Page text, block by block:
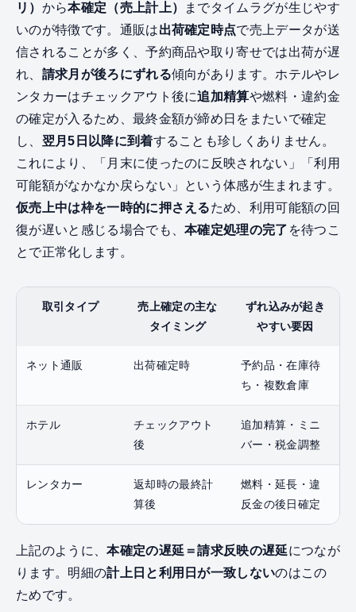
リ） から本確定（売上計上）
までタイムラグが生じやす
いのが特徴です。通販は出荷確定時点で売上データが送
信されることが多く、予約商品や取り寄せでは出荷が遅
れ、 請求月が後ろにずれる傾向があります。ホテルやレ
ンタカーはチェックアウト後に追加精算や燃料・違約金
の確定が入るため、最終金額が締め日をまたいで確定
し、 翌月5日以降に到着することも珍しくありません。
これにより、「月末に使ったのに反映されない」「利用
可能額がなかなか戻らない」という体感が生まれます。
仮売上中は枠を一時的に押さえるため、利用可能額の回
復が遅いと感じる場合でも、本確定処理の完了 を待つこ
とで正常化します。
取引タイプ
売上確定の主な
タイミング
ずれ込みが起き
やすい要因
ネット通販 出荷確定時
予約品・在庫待
ち・複数倉庫
ホテル
チェックアウト
後
追加精算・ミニ
バー・税金調整
レンタカー
返却時の最終計
算後
燃料・延長・違
反金の後日確定
上記のように、本確定の遅延＝請求反映の遅延につなが
ります。明細の計上日と利用日が一致しないのはこの
ためです。